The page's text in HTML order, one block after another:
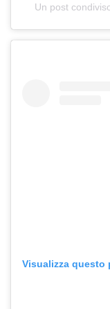
Un post
Visualizza questo